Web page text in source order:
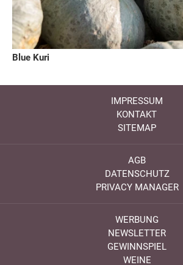
Blue Kuri
IMPRESSUM
KONTAKT
SITEMAP
AGB
DATENSCHUTZ
PRIVACY MANAGER
WERBUNG
NEWSLETTER
GEWINNSPIEL
WEINE